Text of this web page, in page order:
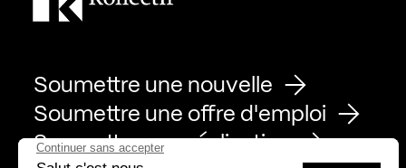
Soumettre une nouvelle
Soumettre une offre d'emploi
Soumettre une réalisation